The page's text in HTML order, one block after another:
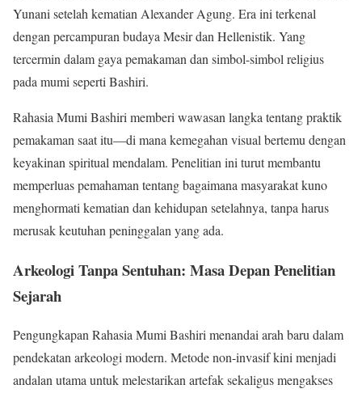
Yunani setelah kematian Alexander Agung. Era ini terkenal
dengan percampuran budaya Mesir dan Hellenistik. Yang
tercermin dalam gaya pemakaman dan simbol-simbol religius
pada mumi seperti Bashiri.
Rahasia Mumi Bashiri memberi wawasan langka tentang praktik
pemakaman saat itu—di mana kemegahan visual bertemu dengan
keyakinan spiritual mendalam. Penelitian ini turut membantu
memperluas pemahaman tentang bagaimana masyarakat kuno
menghormati kematian dan kehidupan setelahnya, tanpa harus
merusak keutuhan peninggalan yang ada.
Arkeologi Tanpa Sentuhan: Masa Depan Penelitian
Sejarah
Pengungkapan Rahasia Mumi Bashiri menandai arah baru dalam
pendekatan arkeologi modern. Metode non-invasif kini menjadi
andalan utama untuk melestarikan artefak sekaligus mengakses